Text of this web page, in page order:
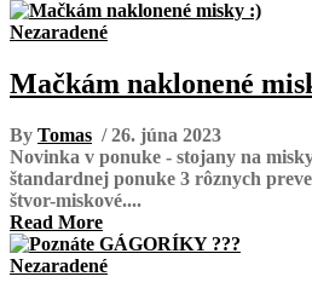
Nezaradené
Mačkám naklonené
By Tomas / 26. júna 2023
Novinka v ponuke - stojany na
štandardnej ponuke 3 rôznych
štvor-miskové....
Read More
Nezaradené